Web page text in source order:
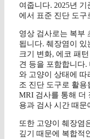
여줍니다. 2025년
에서 표준 진단 도
영상 검사로는 복부
됩니다. 췌장염이
크기 변화, 에코 패
견 등을 포함합니다.
와 고양이 상태에 따
조 진단 도구로 활
MRI 검사를 통해 더
용과 검사 시간 때
또한 고양이 췌장염
깊기 때문에 복합적